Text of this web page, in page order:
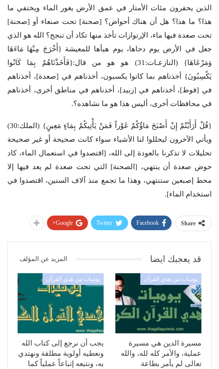
الذين يحفرون مئات الأمتار في عمق الأرض يغور الماء ويختفي ما
هذا؟ ما هذا؟ هل أن هناك أحواض؟ [صحنة] تحت صنعاء أو [صحنة]
تحت صعدة فيها ماء، الإرتوازات تأخذ منها تكاد أن تنجح؟ الله هو الذي
جعل في الأرض يوم دحاها، يوم هيأها للمعيشة {أَخْرَجَ مِنْهَا مَاءَهَا
وَمَرْعَاهَا} (النازعـات:31) هو هو من قال:{فَأَخَذْنَاهُمْ بِمَا كَانُوا
يَكْسِبُونَ} أخذناهم بما كانوا يكسبون، أخذناهم في [صعدة]، أخذناهم
في [فوط]، أخذناهم في [زبيد]، أخذناهم في مناطق أخرى، أخذناهم
في محافظات أخرى، أليس هذا هو ما نشاهده؟.
{قُلْ أَرَأَيْتُمْ إِنْ أَصْبَحَ مَاؤُكُمْ غَوْراً فَمَنْ يَأْتِيكُمْ بِمَاءٍ مَعِينٍ} (الملك:30)
ويأتي الآخرون ليحللوا لنا الأشياء سواء كانت صحيحة أو غير صحيحة
تحليلات لا تذكرنا بالعودة إلى الله، [اقتصدوا في استعمال الماء، كاد
حوض صعدة أن ينتهي، [الصحنة] التي تحت صعدة لم يعد فيها إلا
محط إصبعين ستنتهي، وهذا ما تجمع منذ آلاف السنين، اقتصدوا في
استخدام الماء].
Share
Facebook
Twitter
Google+
قد يعجبك ايضا المزيد عن المؤلف
يوميات من هدي القرآن
مسيرة الدين هي مسيرة
عملية، والأمر كله لله، والله
تعالى لم يأمر بطاعة
يوميات من هدي القرآن
يجب أن نرجع إلى كتاب الله
ونعطيه أولوية مطلقة ونهتدي
به، ونتبعه إتباعاً عملياً كما